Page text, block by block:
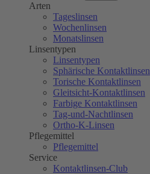
Arten
Tageslinsen
Wochenlinsen
Monatslinsen
Linsentypen
Linsentypen
Sphärische Kontaktlinsen
Torische Kontaktlinsen
Gleitsicht-Kontaktlinsen
Farbige Kontaktlinsen
Tag-und-Nachtlinsen
Ortho-K-Linsen
Pflegemittel
Pflegemittel
Service
Kontaktlinsen-Club